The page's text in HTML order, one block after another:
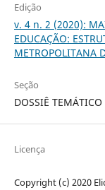
Edição
v. 4 n. 2 (2020):
EDUCAÇÃO:
METROPOLITANA
Seção
DOSSIÊ TEMÁTICO
Licença
Copyright (c) 2020